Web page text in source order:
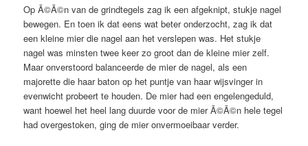
Op Ã©Ã©n van de grindtegels zag ik een afgeknipt, stukje nagel
bewegen. En toen ik dat eens wat beter onderzocht, zag ik dat
een kleine mier die nagel aan het verslepen was. Het stukje
nagel was minsten twee keer zo groot dan de kleine mier zelf.
Maar onverstoord balanceerde de mier de nagel, als een
majorette die haar baton op het puntje van haar wijsvinger in
evenwicht probeert te houden. De mier had een engelengeduld,
want hoewel het heel lang duurde voor de mier Ã©Ã©n hele tegel
had overgestoken, ging de mier onvermoeibaar verder.